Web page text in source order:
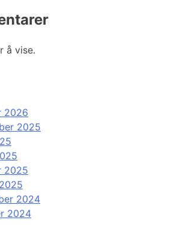
å vise.
2026
2025
2025
2024
2024